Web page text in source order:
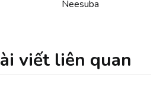
Neesuba
viết liên quan